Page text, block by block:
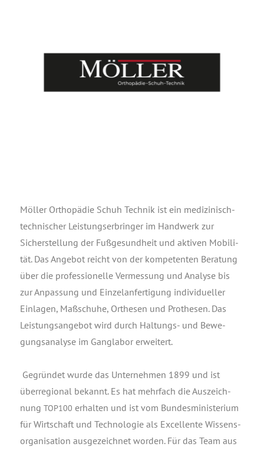
Möl­ler Ortho­pä­die Schuh Tech­nik ist ein medi­zi­nisch-
tech­ni­scher Leis­tungs­er­brin­ger im Hand­werk zur
Sicher­stel­lung der Fuß­ge­sund­heit und akti­ven Mobi­li­
tät. Das Ange­bot reicht von der kom­pe­ten­ten Bera­tung
über die pro­fes­sio­nel­le Ver­mes­sung und Ana­ly­se bis
zur Anpas­sung und Ein­zel­an­fer­ti­gung indi­vi­du­el­ler
Ein­la­gen, Maß­schu­he, Orthe­sen und Pro­the­sen. Das
Leis­tungs­an­ge­bot wird durch Hal­tungs- und Bewe­
gungs­ana­ly­se im Gang­la­bor erweitert.
Gegrün­det wur­de das Unter­neh­men 1899 und ist
über­re­gio­nal bekannt. Es hat mehr­fach die Aus­zeich­
nungTOP100 erhal­ten und ist vom Bun­des­mi­nis­te­ri­um
für Wirt­schaft und Tech­no­lo­gie als Excel­len­te Wis­sens­
or­ga­ni­sa­ti­on aus­ge­zeich­net wor­den. Für das Team aus